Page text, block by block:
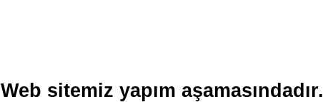
Web sitemiz yapım aşamasındadır.